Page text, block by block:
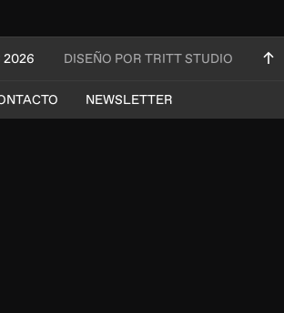
2026 DISEÑO POR TRITT STUDIO
NEWSLETTER